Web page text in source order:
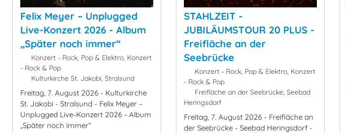
Felix Meyer – Unplugged
Live-Konzert 2026 - Album
„Später noch immer“
Konzert - Rock, Pop & Elektro, Konzert
- Rock & Pop
Kulturkirche St. Jakobi, Stralsund
Freitag, 7. August 2026 - Kulturkirche
St. Jakobi - Stralsund - Felix Meyer –
Unplugged Live-Konzert 2026 - Album
„Später noch immer“
STAHLZEIT -
JUBILÄUMSTOUR 20 PLUS -
Freifläche an der
Seebrücke
Konzert - Rock, Pop & Elektro, Konzert
- Rock & Pop
Freifläche an der Seebrücke, Seebad
Heringsdorf
Freitag, 7. August 2026 - Freifläche an
der Seebrücke - Seebad Heringsdorf -